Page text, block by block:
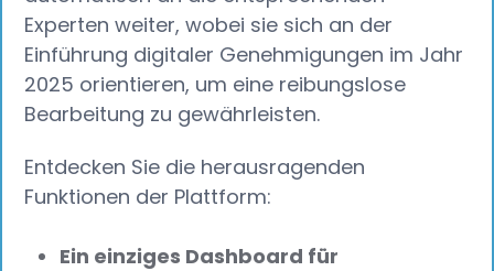
Experten weiter, wobei sie sich an der
Einführung digitaler Genehmigungen im Jahr
2025 orientieren, um eine reibungslose
Bearbeitung zu gewährleisten.
Entdecken Sie die herausragenden
Funktionen der Plattform:
Ein einziges Dashboard für